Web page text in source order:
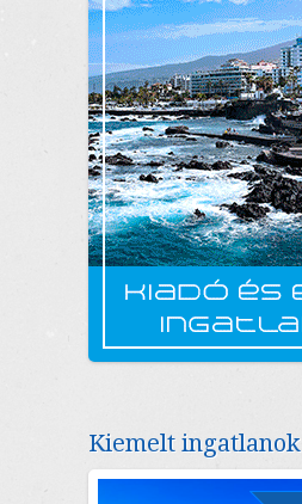
Kiemelt ingatlanok